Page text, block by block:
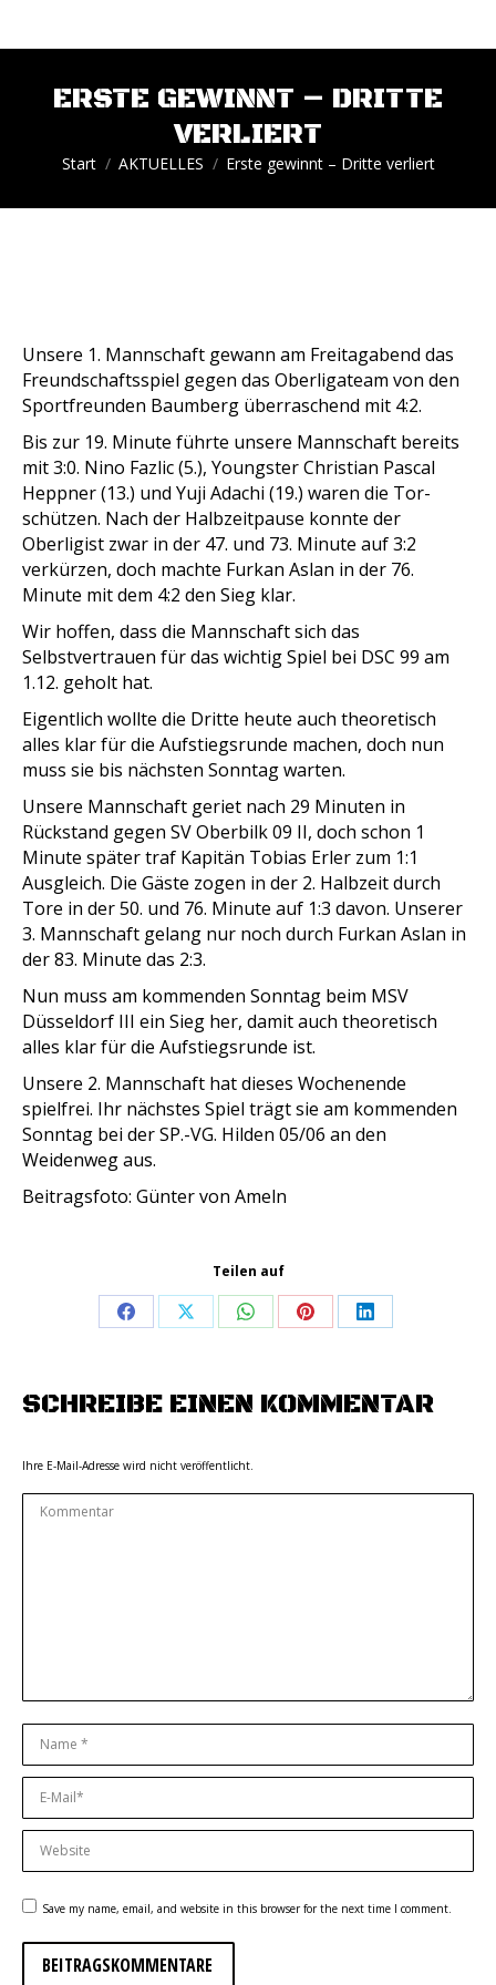
ERSTE GEWINNT – DRITTE
VERLIERT
Sie befinden sich hier:
Start AKTUELLES Erste gewinnt – Dritte verliert
Unsere 1. Mannschaft gewann am Freitagabend das
Freundschaftsspiel gegen das Oberligateam von den
Sportfreunden Baumberg überraschend mit 4:2.
Bis zur 19. Minute führte unsere Mannschaft bereits
mit 3:0. Nino Fazlic (5.), Youngster Christian Pascal
Heppner (13.) und Yuji Adachi (19.) waren die Tor-
schützen. Nach der Halbzeitpause konnte der
Oberligist zwar in der 47. und 73. Minute auf 3:2
verkürzen, doch machte Furkan Aslan in der 76.
Minute mit dem 4:2 den Sieg klar.
Wir hoffen, dass die Mannschaft sich das
Selbstvertrauen für das wichtig Spiel bei DSC 99 am
1.12. geholt hat.
Eigentlich wollte die Dritte heute auch theoretisch
alles klar für die Aufstiegsrunde machen, doch nun
muss sie bis nächsten Sonntag warten.
Unsere Mannschaft geriet nach 29 Minuten in
Rückstand gegen SV Oberbilk 09 II, doch schon 1
Minute später traf Kapitän Tobias Erler zum 1:1
Ausgleich. Die Gäste zogen in der 2. Halbzeit durch
Tore in der 50. und 76. Minute auf 1:3 davon. Unserer
3. Mannschaft gelang nur noch durch Furkan Aslan in
der 83. Minute das 2:3.
Nun muss am kommenden Sonntag beim MSV
Düsseldorf III ein Sieg her, damit auch theoretisch
alles klar für die Aufstiegsrunde ist.
Unsere 2. Mannschaft hat dieses Wochenende
spielfrei. Ihr nächstes Spiel trägt sie am kommenden
Sonntag bei der SP.-VG. Hilden 05/06 an den
Weidenweg aus.
Beitragsfoto: Günter von Ameln
Teilen auf
Share
Facebook
Share
X
Share
WhatsApp
Share
Pinterest
Share
LinkedIn
SCHREIBE EINEN KOMMENTAR
Ihre E-Mail-Adresse wird nicht veröffentlicht.
Kommentar
Name *
E-Mail *
Website
Save my name, email, and website in this browser for the next time I comment.
BEITRAGSKOMMENTARE